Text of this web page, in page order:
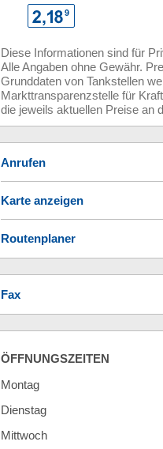
Diese Informationen sind für
Alle Angaben ohne Gewähr.
Grunddaten von Tankstellen
Markttransparenzstelle für
die jeweils aktuellen Preise an
Anrufen
Karte anzeigen
Routenplaner
Fax
ÖFFNUNGSZEITEN
Montag
Dienstag
Mittwoch